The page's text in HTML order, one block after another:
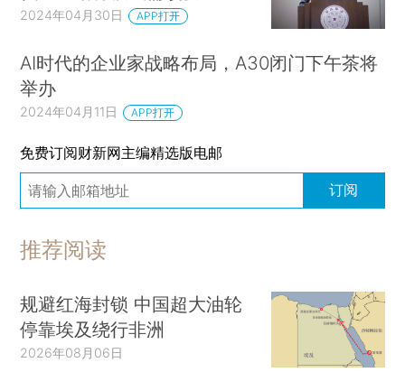
2024年04月30日 APP打开
AI时代的企业家战略布局，A30闭门下午茶将
举办
2024年04月11日 APP打开
免费订阅财新网主编精选版电邮
订阅
推荐阅读
规避红海封锁 中国超大油轮
停靠埃及绕行非洲
2026年08月06日